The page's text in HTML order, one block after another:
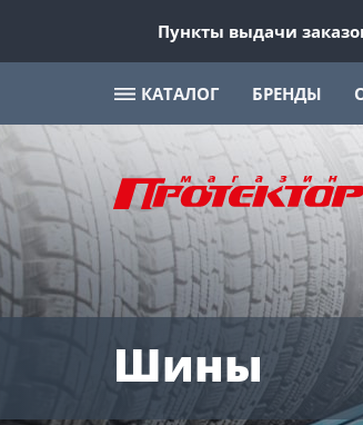
Пункты выдачи
КАТАЛОГ БРЕНДЫ
Шины